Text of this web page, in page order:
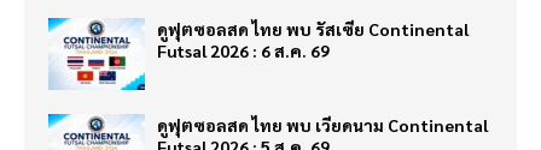
ดูฟุตซอลสด ไทย พบ รัสเซีย Continental
Futsal 2026 : 6 ส.ค. 69
ดูฟุตซอลสด ไทย พบ เวียดนาม Continental